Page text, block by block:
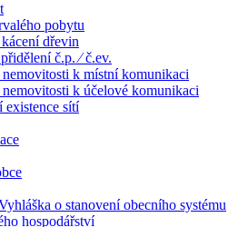
pobytu
dřevin
č.p. ⁄ č.ev.
k místní komunikaci
k účelové komunikaci
existence sítí
o stanovení obecního systému
hospodářství